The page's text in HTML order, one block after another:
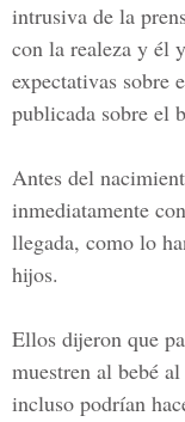
intrusiva de la
con la realeza y él
expectativas sobre
publicada sobre el
Antes del
inmediatamente
llegada, como lo
hijos.
Ellos dijeron que
muestren al bebé
incluso podrían